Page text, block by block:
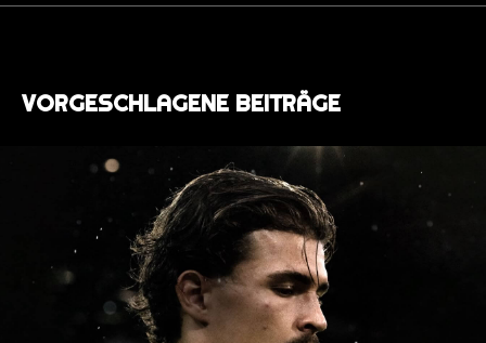
VORGESCHLAGENE BEITRÄGE